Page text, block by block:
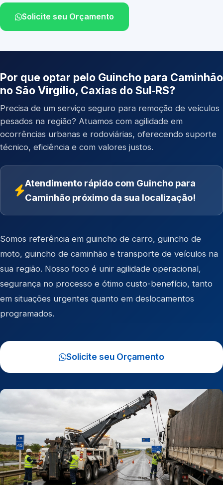
Solicite seu Orçamento
Por que optar pelo Guincho para Caminhão
no São Virgílio, Caxias do Sul‑RS?
Precisa de um serviço seguro para remoção de veículos
pesados na região? Atuamos com agilidade em
ocorrências urbanas e rodoviárias, oferecendo suporte
técnico, eficiência e com valores justos.
Atendimento rápido com Guincho para
Caminhão próximo da sua localização!
Somos referência em guincho de carro, guincho de
moto, guincho de caminhão e transporte de veículos na
sua região. Nosso foco é unir agilidade operacional,
segurança no processo e ótimo custo-benefício, tanto
em situações urgentes quanto em deslocamentos
programados.
Solicite seu Orçamento